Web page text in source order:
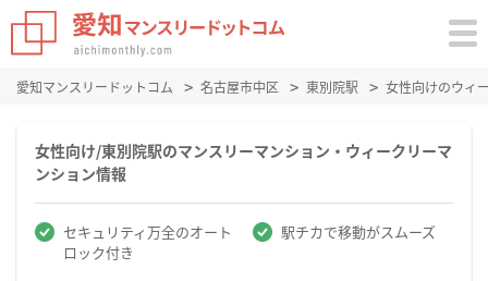
愛知マンスリードットコム 名古屋市中区 東別院駅 女性向けのウィ
女性向け/東別院駅のマンスリーマンション・ウィークリーマ
ンション情報
セキュリティ万全のオート
ロック付き
駅チカで移動がスムーズ